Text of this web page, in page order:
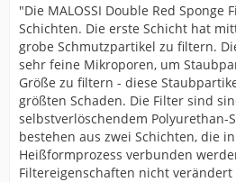
"Die MALOSSI Double Red Sponge
Schichten. Die erste Schicht hat
grobe Schmutzpartikel zu filtern.
sehr feine Mikroporen, um
Größe zu filtern - diese
größten Schaden. Die Filter sind
selbstverlöschendem Polyurethan-
bestehen aus zwei Schichten, die
Heißformprozess verbunden
Filtereigenschaften nicht